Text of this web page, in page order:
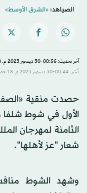
الصياهد:«الشرق الأوسط»
آخر تحديث: 00:56-30 ديسمبر 2023 م ـ 18 جمادى الآخرة 1445 هـ
نُشر: 00:44-30 ديسمبر 2023 م ـ 18 جمادى الآخرة 1445 هـ
حصدت منقية
الأول في شوط شلفا
الثامنة لمهرجان
شعار "عز لأهلها".
وشهد الشوط